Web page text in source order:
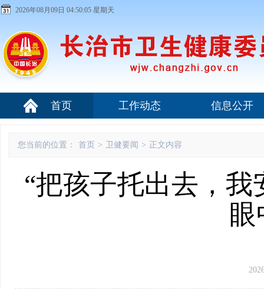
2026年08月09日 04:50:06 星期天
首页 工作动态 信息公开
您当前的位置： 首页 > 卫健要闻 > 正文内容
“把孩子托出去，